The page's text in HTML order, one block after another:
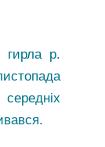
гирла р.